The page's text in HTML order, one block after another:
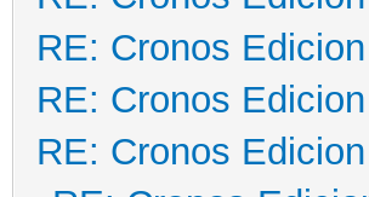
RE: Cronos
RE: Cronos
RE: Cronos